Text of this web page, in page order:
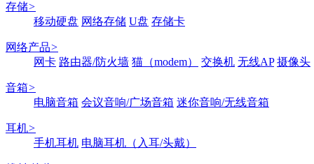
存储>
移动硬盘 网络存储 U盘 存储卡
网络产品>
网卡 路由器/防火墙 猫（modem） 交换机 无线AP 摄像头
音箱>
电脑音箱 会议音响/广场音箱 迷你音响/无线音箱
耳机>
手机耳机 电脑耳机（入耳/头戴）